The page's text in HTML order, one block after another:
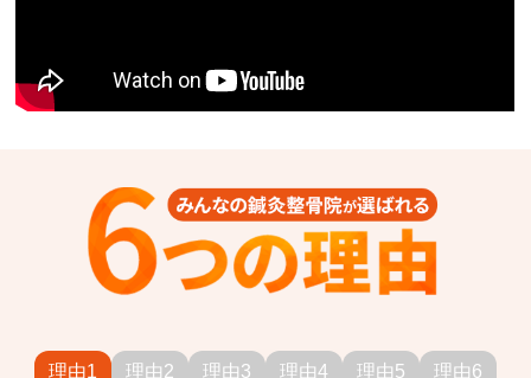
理由1 理由2 理由3 理由4 理由5 理由6